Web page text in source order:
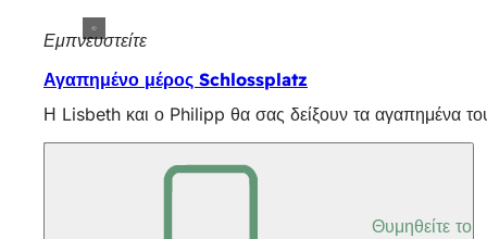
Εμπνευστείτε
Αγαπημένο μέρος Schlossplatz
Η Lisbeth και ο Philipp θα σας δείξουν τα αγαπημένα
Θυμηθείτε το